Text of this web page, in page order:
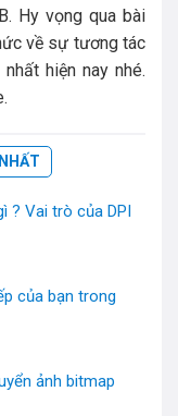
Hy vọng qua bài
về sự tương tác
hiện nay nhé.
? Vai trò của DPI
của bạn trong
ảnh bitmap